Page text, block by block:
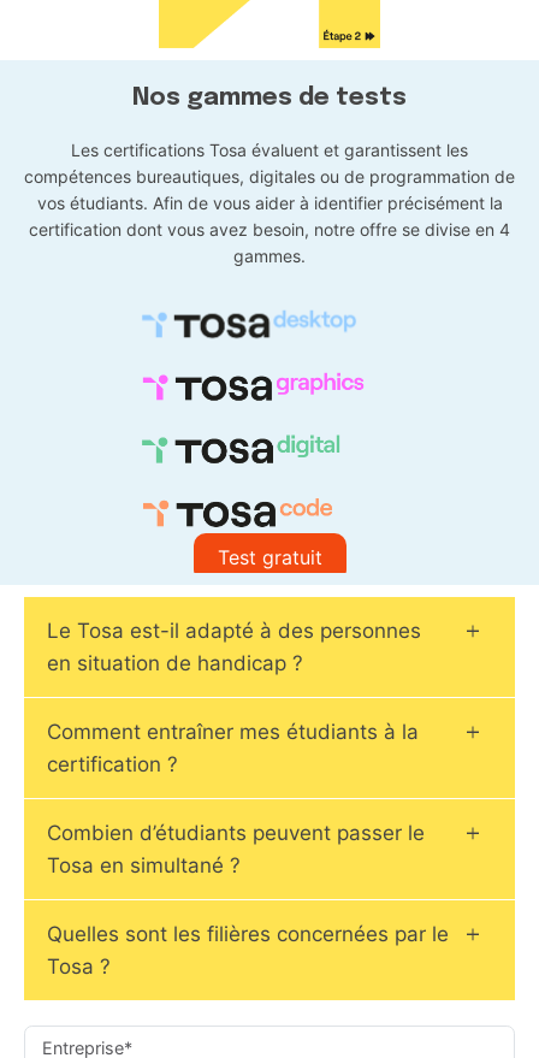
Nos gammes de tests
Les certifications Tosa évaluent et garantissent les
compétences bureautiques, digitales ou de programmation de
vos étudiants. Afin de vous aider à identifier précisément la
certification dont vous avez besoin, notre offre se divise en 4
gammes.
Test gratuit
Le Tosa est-il adapté à des personnes
en situation de handicap ?
Comment entraîner mes étudiants à la
certification ?
Combien d’étudiants peuvent passer le
Tosa en simultané ?
Quelles sont les filières concernées par le
Tosa ?